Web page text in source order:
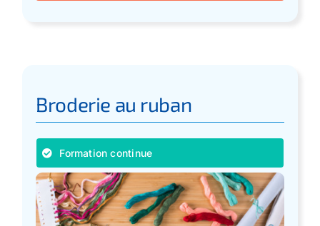
Broderie au ruban
Formation continue